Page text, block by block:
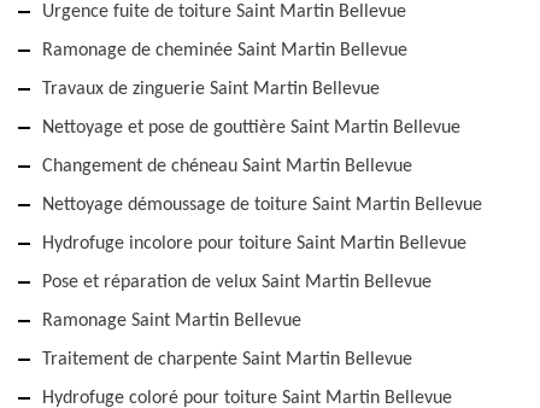
Urgence fuite de toiture Saint Martin Bellevue
Ramonage de cheminée Saint Martin Bellevue
Travaux de zinguerie Saint Martin Bellevue
Nettoyage et pose de gouttière Saint Martin Bellevue
Changement de chéneau Saint Martin Bellevue
Nettoyage démoussage de toiture Saint Martin Bellevue
Hydrofuge incolore pour toiture Saint Martin Bellevue
Pose et réparation de velux Saint Martin Bellevue
Ramonage Saint Martin Bellevue
Traitement de charpente Saint Martin Bellevue
Hydrofuge coloré pour toiture Saint Martin Bellevue